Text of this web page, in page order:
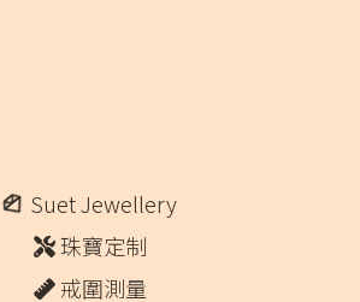
Suet Jewellery
珠寶定制
戒圍測量